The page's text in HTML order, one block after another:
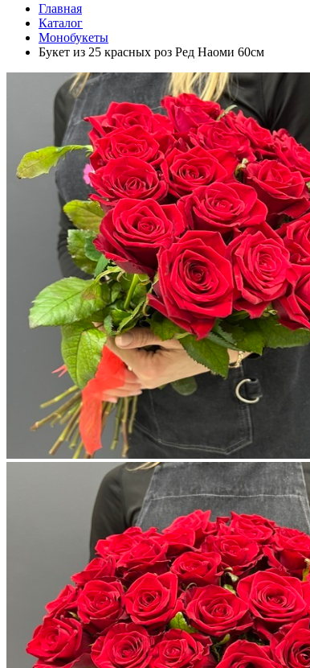
Главная
Каталог
Монобукеты
Букет из 25 красных роз Ред Наоми 60см